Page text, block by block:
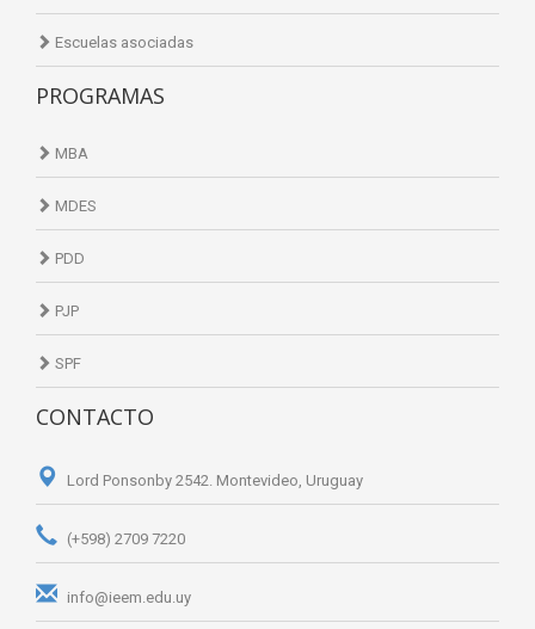
Escuelas asociadas
PROGRAMAS
MBA
MDES
PDD
PJP
SPF
CONTACTO
Lord Ponsonby 2542. Montevideo, Uruguay
(+598) 2709 7220
info@ieem.edu.uy